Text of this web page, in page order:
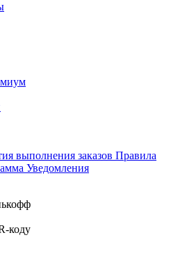
выполнения заказов Правила
Уведомления
коду